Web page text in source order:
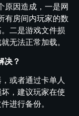
原因造成，一是网
有房间内玩家的数
二是游戏文件损
无法正常加载。
决？
或者通过卡单人
，建议玩家在使
进行备份。